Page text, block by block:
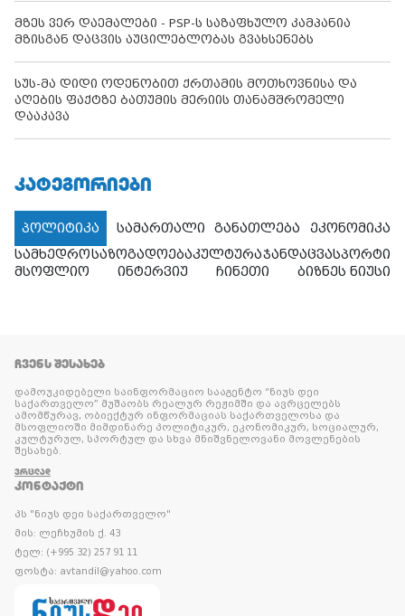
მზეს ვერ დაემალები - PSP-ს საზაფხულო კამპანია
მზისგან დაცვის აუცილებლობას გვახსენებს
სუს-მა დიდი ოდენობით ქრთამის მოთხოვნისა და
აღების ფაქტზე ბათუმის მერიის თანამშრომელი
დააკავა
ᲙᲐᲢᲔᲒᲝᲠᲘᲔᲑᲘ
პოლიტიკა სამართალი განათლება
ეკონომიკა
სამხედროსაზოგადოებაკულტურაჯანდაცვასპორტი
მსოფლიო
ინტერვიუ ჩინეთი ბიზნეს ნიუსი
ᲩᲕᲔᲜᲡ ᲨᲔᲡᲐᲮᲔᲑ
დამოუკიდებელი საინფორმაციო სააგენტო “ნიუს დეი
საქართველო” მუშაობს რეალურ რეჟიმში და ავრცელებს
ამომწურავ, ობიექტურ ინფორმაციას საქართველოსა და
მსოფლიოში მიმდინარე პოლიტიკურ, ეკონომიკურ, სოციალურ,
კულტურულ, სპორტულ და სხვა მნიშვნელოვანი მოვლენების
შესახებ.
ᲕᲠᲪᲚᲐᲓ
ᲙᲝᲜᲢᲐᲥᲢᲘ
პს "ნიუს დეი საქართველო"
მის: ლეჩხუმის ქ. 43
ტელ: (+995 32) 257 91 11
ფოსტა: avtandil@yahoo.com